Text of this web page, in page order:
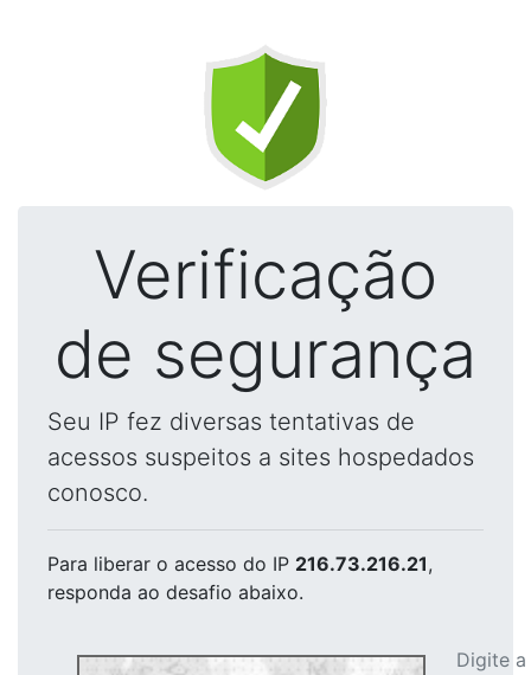
Verificação
de segurança
Seu IP fez diversas tentativas de
acessos suspeitos a sites hospedados
conosco.
Para liberar o acesso do IP 216.73.216.21,
responda ao desafio abaixo.
Digite